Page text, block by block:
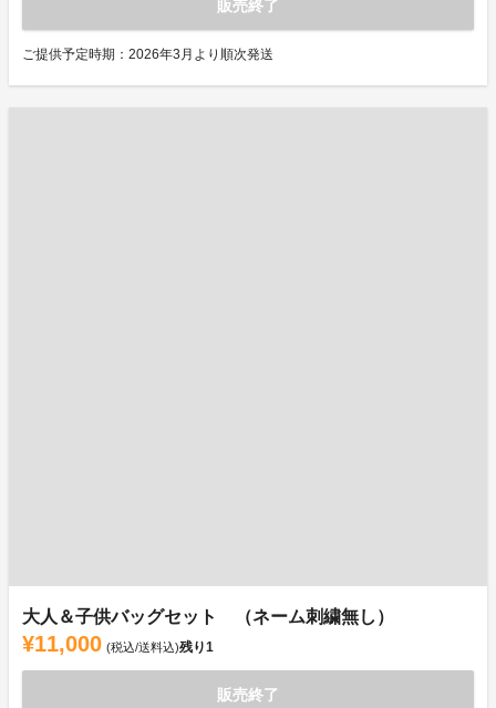
販売終了
ご提供予定時期：2026年3月より順次発送
大人＆子供バッグセット （ネーム刺繍無し）
¥11,000 (税込/送料込)残り1
販売終了